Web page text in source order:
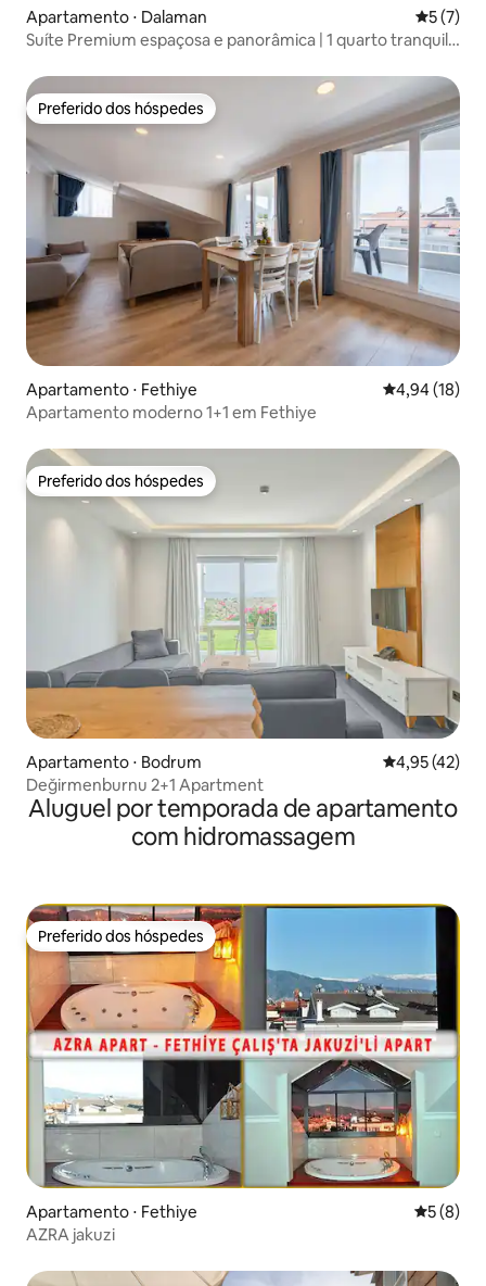
Apartamento ⋅ Dalaman 5 de
5 (7)
Suíte Premium espaçosa e panorâmica | 1 quarto tranquilo
Preferido dos hóspedes
Preferido dos hóspedes
Apartamento ⋅ Fethiye 4,94 de uma
4,94 (18)
Apartamento moderno 1+1 em Fethiye
Preferido dos hóspedes
Preferido dos hóspedes
Apartamento ⋅ Bodrum 4,95 de uma
4,95 (42)
Değirmenburnu 2+1 Apartment
Aluguel por temporada de apartamento
com hidromassagem
Preferido dos hóspedes
Preferido dos hóspedes
Apartamento ⋅ Fethiye 5 de
5 (8)
AZRA jakuzi